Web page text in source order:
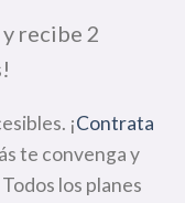
recibe 2
¡Contrata
te convenga y
los planes